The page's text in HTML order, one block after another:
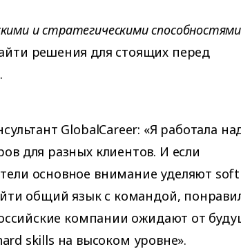
и стратегическими способностями
решения для стоящих перед
GlobalCareer: «Я работала
для разных клиентов. И если
основное внимание уделяют
общий язык с командой,
компании ожидают от
skills на высоком уровне».